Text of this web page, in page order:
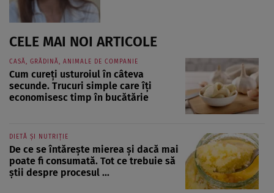
CELE MAI NOI ARTICOLE
CASĂ, GRĂDINĂ, ANIMALE DE COMPANIE
Cum cureți usturoiul în câteva
secunde. Trucuri simple care îți
economisesc timp în bucătărie
DIETĂ ȘI NUTRIȚIE
De ce se întărește mierea și dacă mai
poate fi consumată. Tot ce trebuie să
știi despre procesul ...